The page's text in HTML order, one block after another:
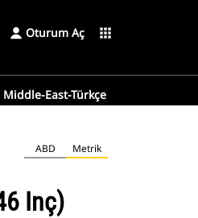
Oturum Aç apps
East-Türkçe
ABD Metrik
Inç)